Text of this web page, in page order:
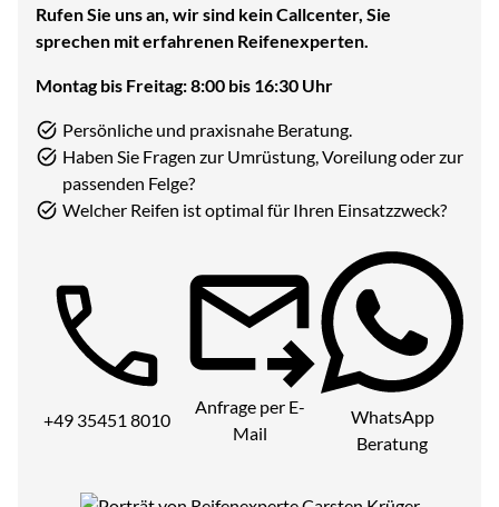
Rufen Sie uns an, wir sind kein Callcenter, Sie
sprechen mit erfahrenen Reifenexperten.
Montag bis Freitag: 8:00 bis 16:30 Uhr
Persönliche und praxisnahe Beratung.
Haben Sie Fragen zur Umrüstung, Voreilung oder zur
passenden Felge?
Welcher Reifen ist optimal für Ihren Einsatzzweck?
Telefon:
+49 35451 8010
Anfrage per E-
Mail
WhatsApp
Beratung